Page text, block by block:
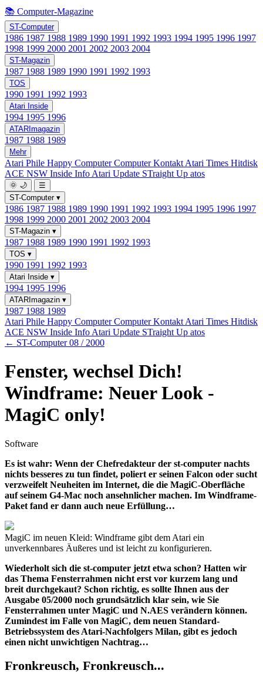
📚 Computer-Magazine
ST-Computer
1986 1987 1988 1989 1990 1991 1992 1993 1994 1995 1996 1997
1998 1999 2000 2001 2002 2003 2004
ST-Magazin
1987 1988 1989 1990 1991 1992 1993
TOS
1990 1991 1992 1993
Atari Inside
1994 1995 1996
ATARImagazin
1987 1988 1989
Mehr
Atari Phile Happy ComputerComputer Kontakt Atari Times Hitdisk
ACE NSW Inside Info Atari Update STraight Up atos
🌞 🌙
☰
ST-Computer ▾
1986 1987 1988 1989 1990 1991 1992 1993 1994 1995 1996 1997
1998 1999 2000 2001 2002 2003 2004
ST-Magazin ▾
1987 1988 1989 1990 1991 1992 1993
TOS ▾
1990 1991 1992 1993
Atari Inside ▾
1994 1995 1996
ATARImagazin ▾
1987 1988 1989
Atari Phile Happy ComputerComputer Kontakt Atari Times Hitdisk
ACE NSW Inside Info Atari Update STraight Up atos
← ST-Computer 08 / 2000
Fenster, wechsel Dich!
Windframe: Neuer Look -
MagiC only!
Software
Es ist wahr: Wenn der Chefredakteur der st-computer nachts
nichts besseres zu tun findet, poliert er seinen Falcon oder sucht
verzweifelt Neuheiten im Internet, die die MagiC-Oberfläche
auf seinem G4-Mac noch ansehnlicher machen. Im Windframe-
Paket fand er dann auch neue Erfüllung…
MagiC im neuen Kleid: Windframe gibt dem Atari ein
unverkennbares Äußeres und ist leicht zu konfigurieren.
Wiederholt sich die st-computer jetzt etwa schon? Hatten wir
das Thema Fensterrahmen nicht erst vor kurzem lang und
breit durchgekaut? Schon richtig, es sollte Ihnen aus der
Ausgabe 05/2000 noch grundsätzlich klar sein, wie Sie
Fensterrahmen unter MagiC und N.AES verändern können.
Zumindest im Falle von MagiC, dem neuen Standard-
Betriebssystem des Atari-Nachfolgers Milan, gibt es jedoch
einen nicht unwichtigen Nachtrag…
Fronkreusch, Fronkreusch...